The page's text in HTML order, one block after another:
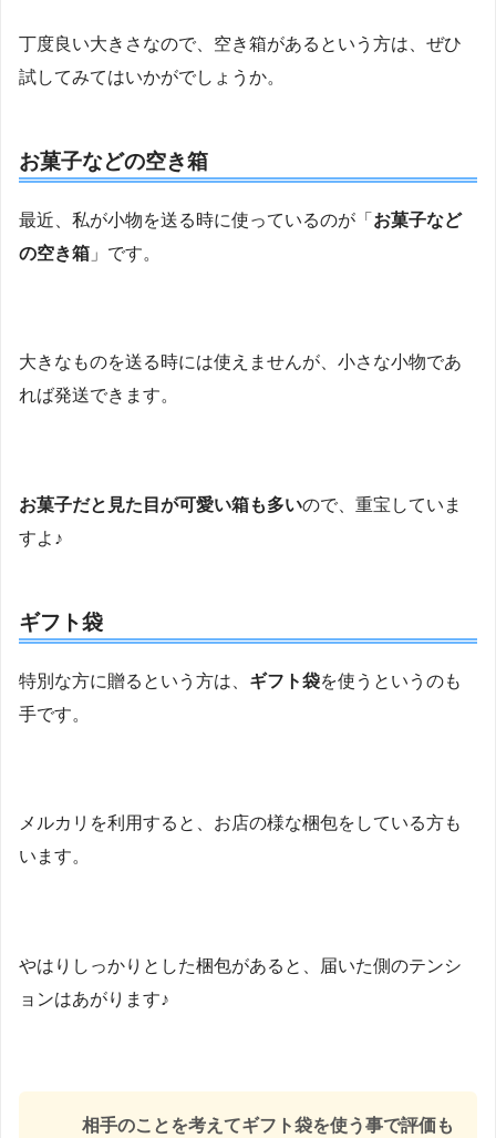
丁度良い大きさなので、空き箱があるという方は、ぜひ
試してみてはいかがでしょうか。
お菓子などの空き箱
最近、私が小物を送る時に使っているのが「 お菓子など
の空き箱 」です。
大きなものを送る時には使えませんが、小さな小物であ
れば発送できます。
お菓子だと見た目が可愛い箱も多いので、重宝していま
すよ♪
ギフト袋
特別な方に贈るという方は、 ギフト袋を使うというのも
手です。
メルカリを利用すると、お店の様な梱包をしている方も
います。
やはりしっかりとした梱包があると、届いた側のテンシ
ョンはあがります♪
相手のことを考えてギフト袋を使う事で評価も